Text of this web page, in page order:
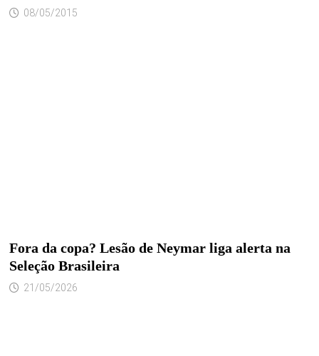
08/05/2015
Fora da copa? Lesão de Neymar liga alerta na
Seleção Brasileira
21/05/2026